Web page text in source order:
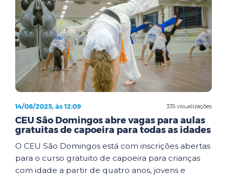
335 visualizações
14/08/2025, às 12:09
CEU São Domingos abre vagas para aulas
gratuitas de capoeira para todas as idades
O CEU São Domingos está com inscrições abertas
para o curso gratuito de capoeira para crianças
com idade a partir de quatro anos, jovens e